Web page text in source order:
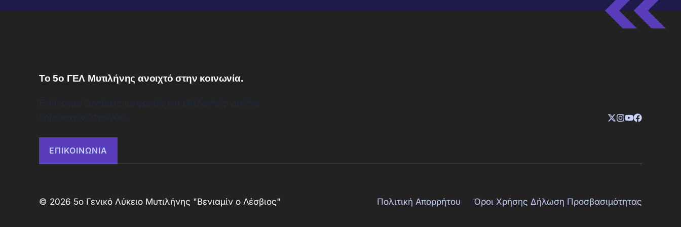
Το 5ο ΓΕΛ Μυτιλήνης ανοιχτό στην κοινωνία.
Ενώνουμε δυνάμεις με φορείς και εθελοντές για ένα
δημιουργικό σχολείο.
ΕΠΙΚΟΙΝΩΝΙΑ
© 2026 5ο Γενικό Λύκειο Μυτιλήνης "Βενιαμίν ο Λέσβιος" Πολιτική Απορρήτου Όροι Χρήσης Δήλωση Προσβασιμότητας